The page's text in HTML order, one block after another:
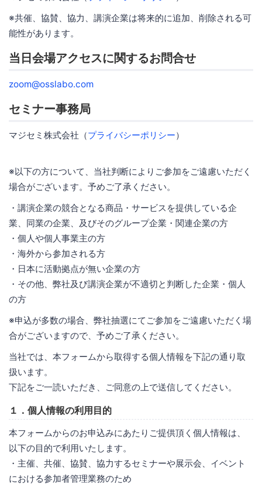
※共催、協賛、協力、講演企業は将来的に追加、削除される可
能性があります。
当日会場アクセスに関するお問合せ
zoom@osslabo.com
セミナー事務局
マジセミ株式会社（プライバシーポリシー）
※以下の方について、当社判断によりご参加をご遠慮いただく
場合がございます。予めご了承ください。
・講演企業の競合となる商品・サービスを提供している企
業、同業の企業、及びそのグループ企業・関連企業の方
・個人や個人事業主の方
・海外から参加される方
・日本に活動拠点が無い企業の方
・その他、弊社及び講演企業が不適切と判断した企業・個人
の方
※申込が多数の場合、弊社抽選にてご参加をご遠慮いただく場
合がございますので、予めご了承ください。
当社では、本フォームから取得する個人情報を下記の通り取
扱います。
下記をご一読いただき、ご同意の上で送信してください。
１．個人情報の利用目的
本フォームからのお申込みにあたりご提供頂く個人情報は、
以下の目的で利用いたします。
・主催、共催、協賛、協力するセミナーや展示会、イベント
における参加者管理業務のため